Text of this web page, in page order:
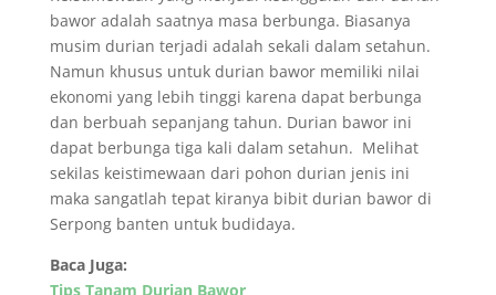
bawor adalah saatnya masa berbunga. Biasanya
musim durian terjadi adalah sekali dalam setahun.
Namun khusus untuk durian bawor memiliki nilai
ekonomi yang lebih tinggi karena dapat berbunga
dan berbuah sepanjang tahun. Durian bawor ini
dapat berbunga tiga kali dalam setahun. Melihat
sekilas keistimewaan dari pohon durian jenis ini
maka sangatlah tepat kiranya bibit durian bawor di
Serpong banten untuk budidaya.
Baca Juga:
Tips Tanam Durian Bawor